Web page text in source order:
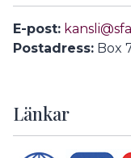
E-post:
Postadress: Box
Länkar